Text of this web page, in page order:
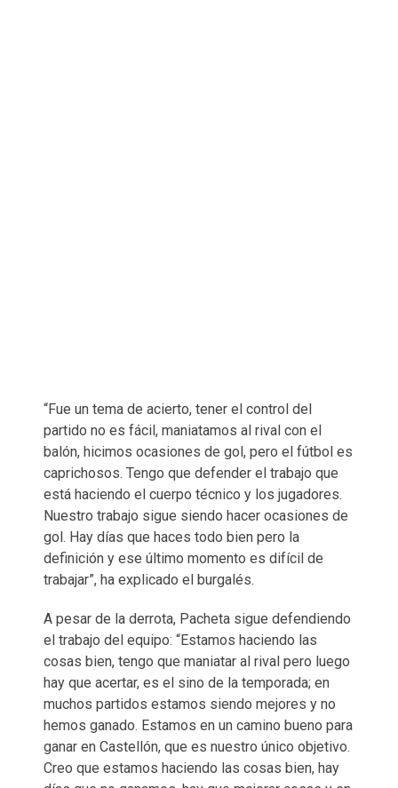
“Fue un tema de acierto, tener el control del
partido no es fácil, maniatamos al rival con el
balón, hicimos ocasiones de gol, pero el fútbol es
caprichosos. Tengo que defender el trabajo que
está haciendo el cuerpo técnico y los jugadores.
Nuestro trabajo sigue siendo hacer ocasiones de
gol. Hay días que haces todo bien pero la
definición y ese último momento es difícil de
trabajar”, ha explicado el burgalés.
A pesar de la derrota, Pacheta sigue defendiendo
el trabajo del equipo: “Estamos haciendo las
cosas bien, tengo que maniatar al rival pero luego
hay que acertar, es el sino de la temporada; en
muchos partidos estamos siendo mejores y no
hemos ganado. Estamos en un camino bueno para
ganar en Castellón, que es nuestro único objetivo.
Creo que estamos haciendo las cosas bien, hay